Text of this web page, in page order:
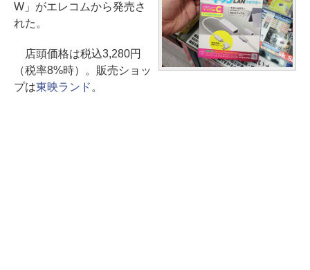
W」がエレコムから発売さ
れた。
店頭価格は税込3,280円
（税率8%時）。販売ショッ
プは東映ランド 。